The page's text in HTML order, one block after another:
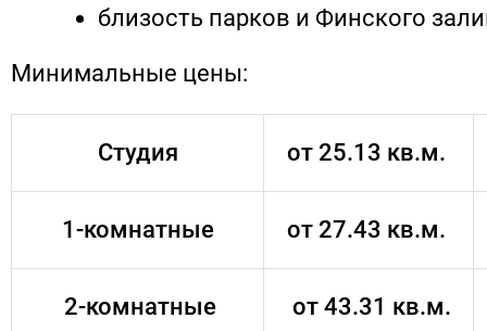
близость парков и Финского
Минимальные цены:
Студия от 25.13 кв.м.
1-комнатные от 27.43 кв.м.
2-комнатные от 43.31 кв.м.